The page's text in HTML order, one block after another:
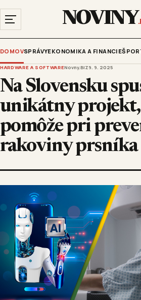
NOVINY
DOMOVSPRÁVYEKONOMIKA A FINANCIE
HARDWARE A SOFTWARENovny.BIZ9. 9. 2025
Na Slovensku
unikátny
pomôže pri
rakoviny prsníka